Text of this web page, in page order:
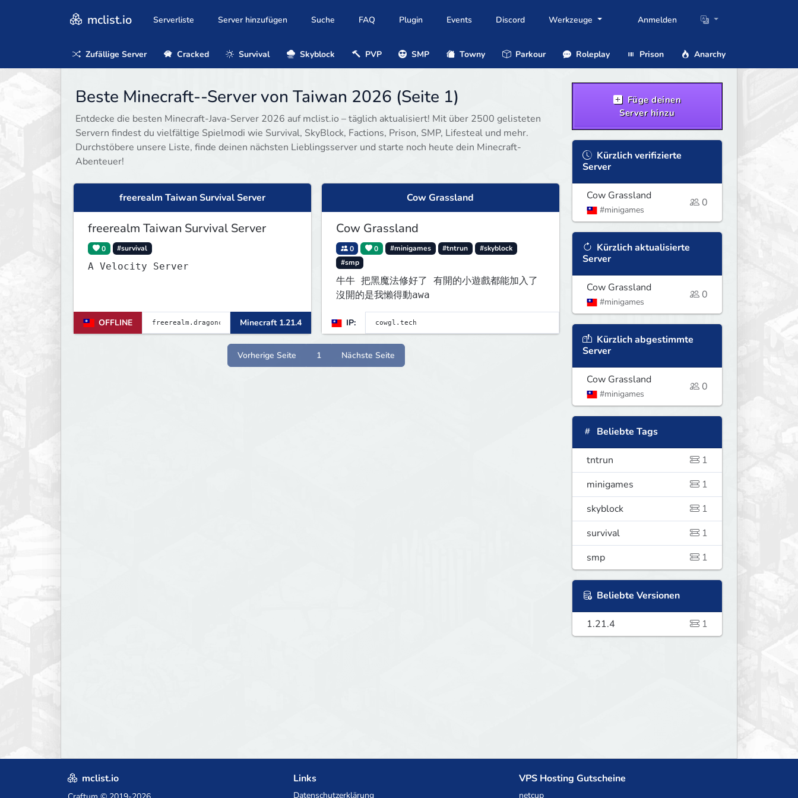
mclist.io Serverliste Server hinzufügen Suche FAQ Plugin Events Discord Werkzeuge Anmelden
Zufällige Server Cracked Survival Skyblock PVP SMP Towny Parkour Roleplay Prison Anarchy
Beste Minecraft--Server von Taiwan 2026 (Seite 1)
Entdecke die besten Minecraft-Java-Server 2026 auf mclist.io – täglich aktualisiert! Mit über 2500 gelisteten
Servern findest du vielfältige Spielmodi wie Survival, SkyBlock, Factions, Prison, SMP, Lifesteal und mehr.
Durchstöbere unsere Liste, finde deinen nächsten Lieblingsserver und starte noch heute dein Minecraft-
Abenteuer!
freerealm Taiwan Survival Server
freerealm Taiwan Survival Server
0 #survival
A Velocity Server
OFFLINE Minecraft 1.21.4
Cow Grassland
Cow Grassland
0 0 #minigames #tntrun
#skyblock
#smp
牛牛 把黑魔法修好了 有開的小遊戲都能加入了
沒開的是我懶得動awa
IP:
Vorherige Seite 1 Nächste Seite
Füge deinen
Server hinzu
Kürzlich verifizierte
Server
Cow Grassland
#minigames
0
Kürzlich aktualisierte
Server
Cow Grassland
#minigames
0
Kürzlich abgestimmte
Server
Cow Grassland
#minigames
0
Beliebte Tags
tntrun
1
minigames
1
skyblock
1
survival
1
smp
1
Beliebte Versionen
1.21.4 1
mclist.io Links
Datenschutzerklärung
VPS Hosting Gutscheine
netcup